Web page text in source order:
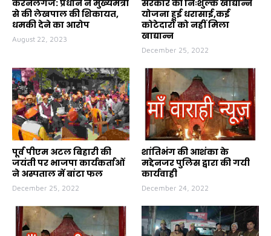
करनैलगंज: प्रधान ने मुख्यमंत्री
से की लेखपाल की शिकायत,
धमकी देने का आरोप
August 22, 2023
सरकार की निःशुल्क खाद्यान्न
योजना हुई धरासाई,कई
कोटेदारों को नहीं मिला
खाद्यान्न
December 25, 2022
पूर्व पीएम अटल बिहारी की
जयंती पर भाजपा कार्यकर्ताओं
ने अस्पताल में बांटा फल
December 25, 2022
शांतिभंग की आशंका के
मद्देनजर पुलिस द्वारा की गयी
कार्यवाही
December 24, 2022